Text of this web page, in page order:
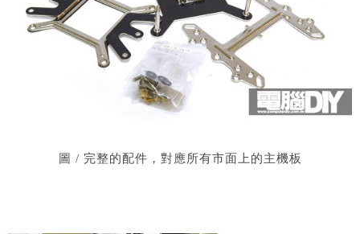
圖 / 完整的配件，對應所有市面上的主機板